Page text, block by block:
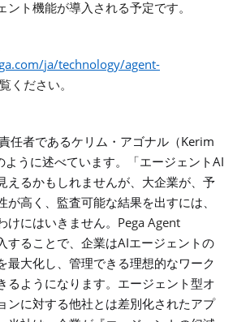
ント機能が導入される予定です。
ja/technology/agent-
ください。
任者であるケリム・アゴナル（Kerim
ように述べています。「エージェントAI
えるかもしれませんが、大企業が、予
が高く、監査可能な結果を出すには、
けにはいきません。 Pega Agent
することで、企業はAIエージェントの
最大化し、管理できる理想的なワーク
るようになります。エージェント型オ
ンに対する他社とは差別化されたアプ